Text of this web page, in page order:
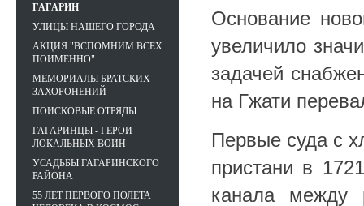
Основание
увеличило
задачей
на Гжати
Первые суда с
пристани в
канала
ГАГАРИН
УЛИЦЫ НАШЕГО ГОРОДА
АКЦИЯ "ВСПОМНИМ ВСЕХ
ПОИМЕННО"
МЕМОРИАЛЫ БРАТСКИХ
ЗАХОРОНЕНИЙ
ПОИСКОВЫЕ ОТРЯДЫ
ГАГАРИНЦЫ - ГЕРОИ
ЛОКАЛЬНЫХ ВОИН
УСАДЬБЫ ГАГАРИНСКОГО
РАЙОНА
55 ЛЕТ ПЕРВОГО ПОЛЕТА